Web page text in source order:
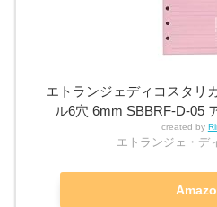
エトランジェディコスタリ
ル6穴 6mm SBBRF-D-05
created by
エトランジェ・デ